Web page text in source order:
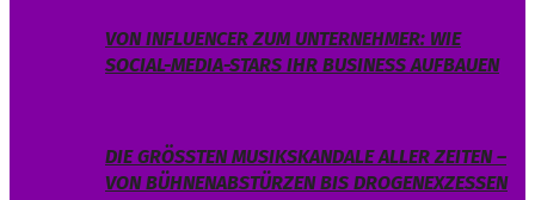
VON INFLUENCER ZUM UNTERNEHMER: WIE
SOCIAL-MEDIA-STARS IHR BUSINESS AUFBAUEN
DIE GRÖSSTEN MUSIKSKANDALE ALLER ZEITEN – V
ON BÜHNENABSTÜRZEN BIS DROGENEXZESSEN